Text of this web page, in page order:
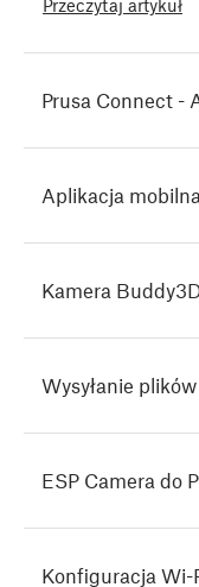
Przeczytaj artykuł
Prusa Connect -
Aplikacja
Kamera
Wysyłanie
ESP Camera do
Konfiguracja Wi-